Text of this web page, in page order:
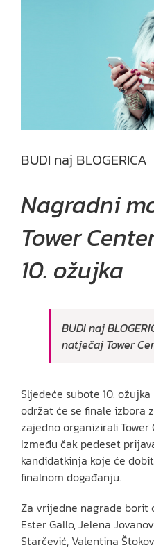
BUDI naj BLOGERICA
Nagradni
Tower
10. ožujka
BUDI naj
natječaj Tower
Sljedeće subote 10.
održat će se finale izbora
zajedno organizirali
Između čak pedeset
kandidatkinja koje će
finalnom događanju.
Za vrijedne nagrade borit
Ester Gallo, Jelena
Starčević, Valentina